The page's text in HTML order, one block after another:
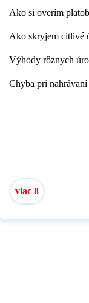
Ako si overím
Ako skryjem citlivé
Výhody rôznych
Chyba pri nahrávaní
viac 8